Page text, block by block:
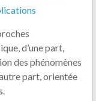
d’une part,
des phénomènes
part, orientée